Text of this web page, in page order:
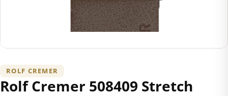
ROLF CREMER
Rolf Cremer 508409 Stretch